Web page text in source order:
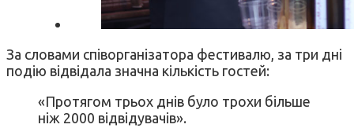
За словами співорганізатора фестивалю, за три дні
подію відвідала значна кількість гостей:
«Протягом трьох днів було трохи більше
ніж 2000 відвідувачів».